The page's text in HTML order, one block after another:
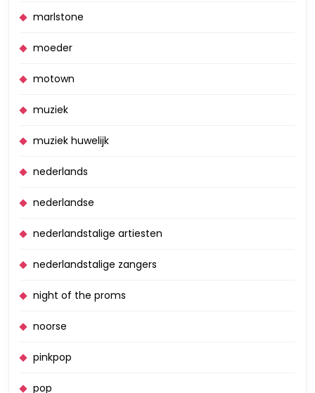
marlstone
moeder
motown
muziek
muziek huwelijk
nederlands
nederlandse
nederlandstalige artiesten
nederlandstalige zangers
night of the proms
noorse
pinkpop
pop